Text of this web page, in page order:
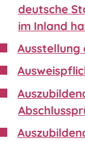
deutsche
im Inland
Ausstellung